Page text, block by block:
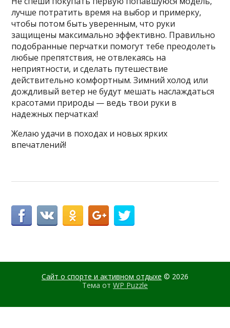
лучше потратить время на выбор и примерку,
чтобы потом быть уверенным, что руки
защищены максимально эффективно. Правильно
подобранные перчатки помогут тебе преодолеть
любые препятствия, не отвлекаясь на
неприятности, и сделать путешествие
действительно комфортным. Зимний холод или
дождливый ветер не будут мешать наслаждаться
красотами природы — ведь твои руки в
надежных перчатках!
Желаю удачи в походах и новых ярких
впечатлений!
Сайт о спорте и активном отдыхе © 2026
Тема от WP Puzzle